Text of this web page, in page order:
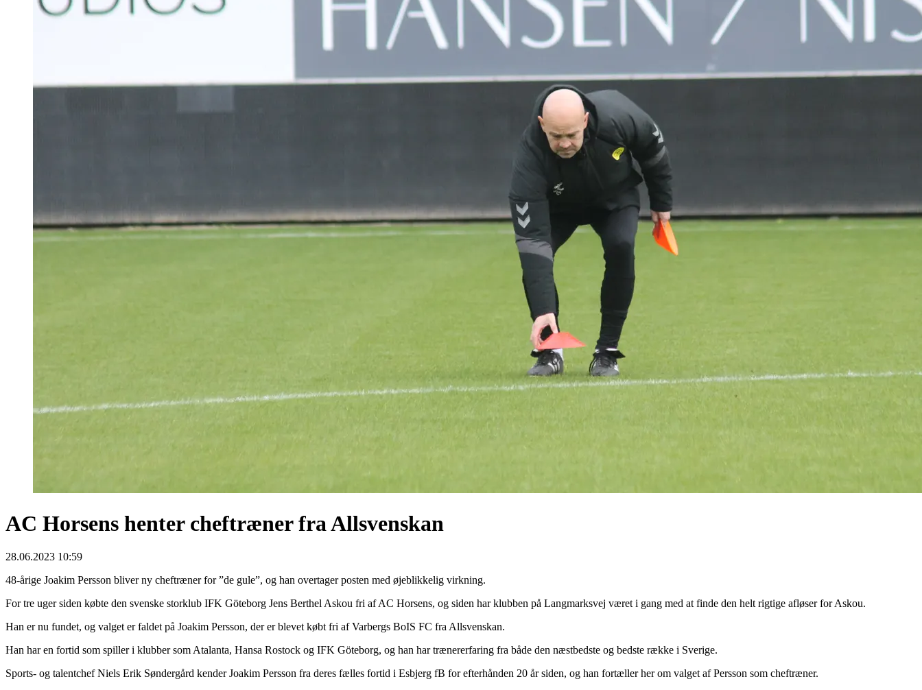
AC Horsens henter cheftræner fra Allsvenskan
28.06.2023 10:59
48-årige Joakim Persson bliver ny cheftræner for ”de gule”, og han overtager posten med øjeblikkelig virkning.
For tre uger siden købte den svenske storklub IFK Göteborg Jens Berthel Askou fri af AC Horsens, og siden har klubben på Langmarksvej været i gang med at finde den helt rigtige afløser for Askou.
Han er nu fundet, og valget er faldet på Joakim Persson, der er blevet købt fri af Varbergs BoIS FC fra Allsvenskan.
Han har en fortid som spiller i klubber som Atalanta, Hansa Rostock og IFK Göteborg, og han har trænererfaring fra både den næstbedste og bedste række i Sverige.
Sports- og talentchef Niels Erik Søndergård kender Joakim Persson fra deres fælles fortid i Esbjerg fB for efterhånden 20 år siden, og han fortæller her om valget af Persson som cheftræner.